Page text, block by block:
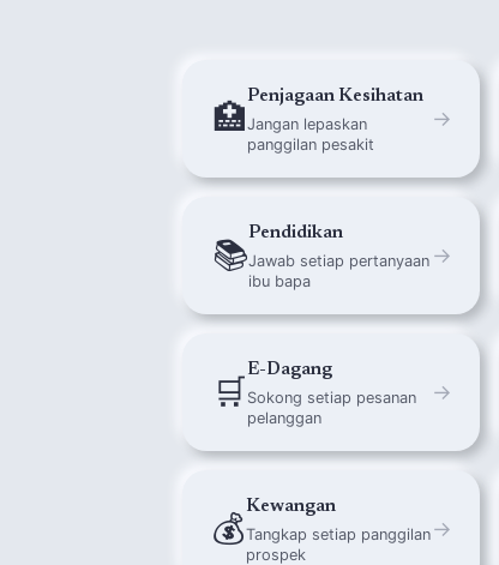
🏥
Penjagaan Kesihatan
Jangan lepaskan
panggilan pesakit
→
📚
Pendidikan
Jawab setiap pertanyaan
ibu bapa
→
🛒
E-Dagang
Sokong setiap pesanan
pelanggan
→
💰
Kewangan
Tangkap setiap panggilan
prospek
→